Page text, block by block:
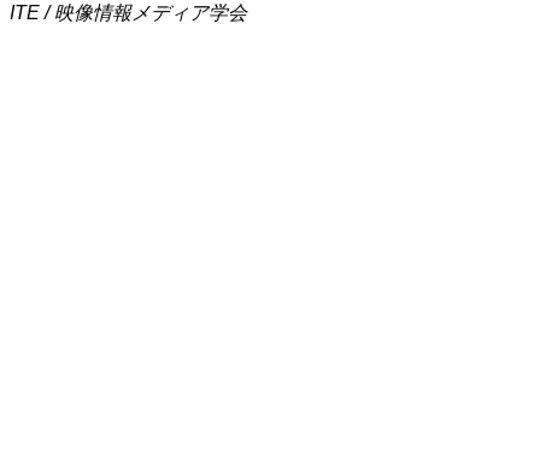
ITE / 映像情報メディア学会